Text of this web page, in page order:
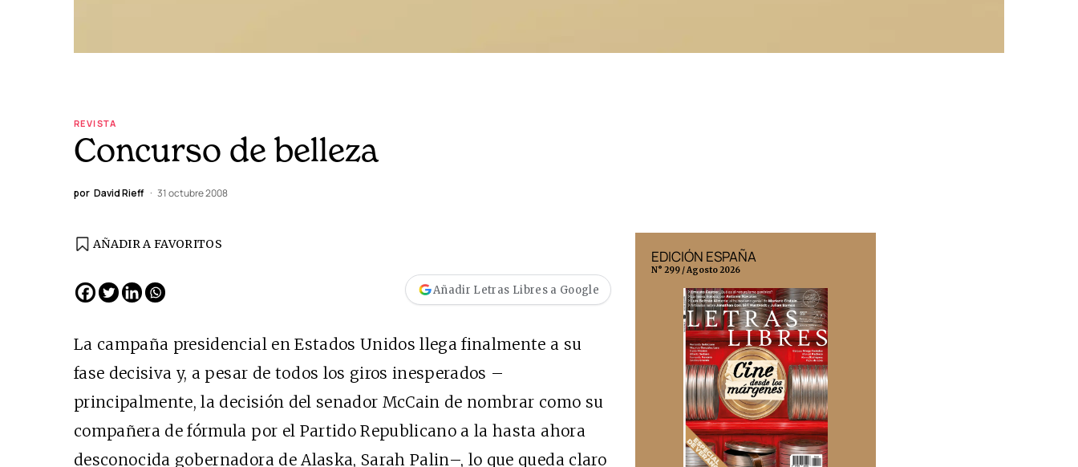
REVISTA
Concurso de belleza
por David Rieff 31 octubre 2008
AÑADIR A FAVORITOS
Añadir Letras Libres a Google
La campaña presidencial en Estados Unidos llega finalmente a su
fase decisiva y, a pesar de todos los giros inesperados –
principalmente, la decisión del senador McCain de nombrar como su
compañera de fórmula por el Partido Republicano a la hasta ahora
desconocida gobernadora de Alaska, Sarah Palin–, lo que queda claro
EDICIÓN ESPAÑA
N° 299 / Agosto 2026